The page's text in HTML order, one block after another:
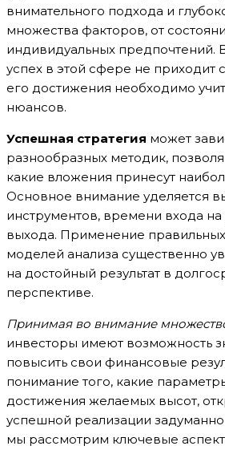
внимательного подхода и
множества факторов, от
индивидуальных предпочтений.
успех в этой сфере не приходит
его достижения необходимо
нюансов.
Успешная стратегия может
разнообразных методик,
какие вложения принесут
Основное внимание уделяется
инструментов, времени входа
выхода. Применение
моделей анализа существенно
на достойный результат в
перспективе.
Принимая во внимание
инвесторы имеют возможность
повысить свои финансовые
понимание того, какие
достижения желаемых высот,
успешной реализации
мы рассмотрим ключевые